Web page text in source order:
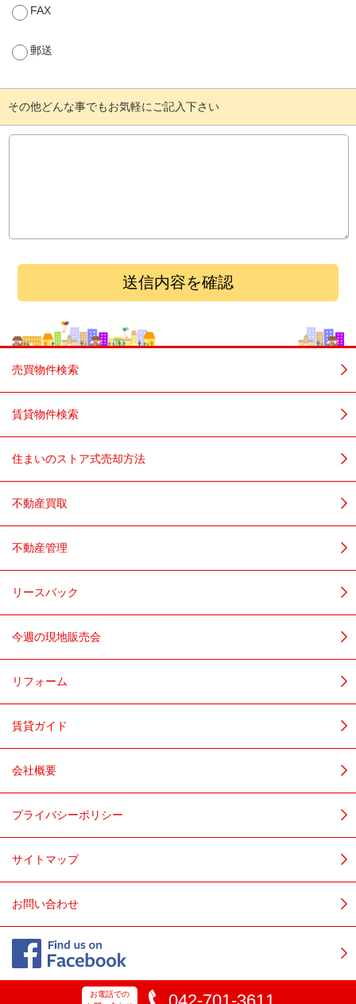
FAX
郵送
その他どんな事でもお気軽にご記入下さい
送信内容を確認
売買物件検索
賃貸物件検索
住まいのストア式売却方法
不動産買取
不動産管理
リースバック
今週の現地販売会
リフォーム
賃貸ガイド
会社概要
プライバシーポリシー
サイトマップ
お問い合わせ
お電話での